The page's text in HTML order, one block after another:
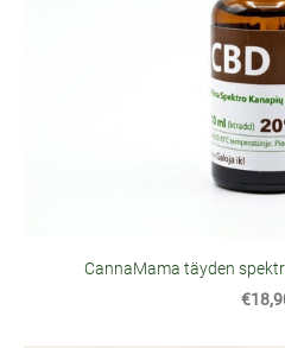
CannaMama täyden